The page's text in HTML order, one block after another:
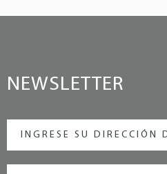
NEWSLETTER